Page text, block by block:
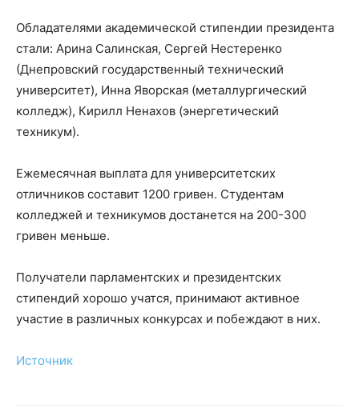
Обладателями академической стипендии президента
стали: Арина Салинская, Сергей Нестеренко
(Днепровский государственный технический
университет), Инна Яворская (металлургический
колледж), Кирилл Ненахов (энергетический
техникум).
Ежемесячная выплата для университетских
отличников составит 1200 гривен. Студентам
колледжей и техникумов достанется на 200-300
гривен меньше.
Получатели парламентских и президентских
стипендий хорошо учатся, принимают активное
участие в различных конкурсах и побеждают в них.
Источник